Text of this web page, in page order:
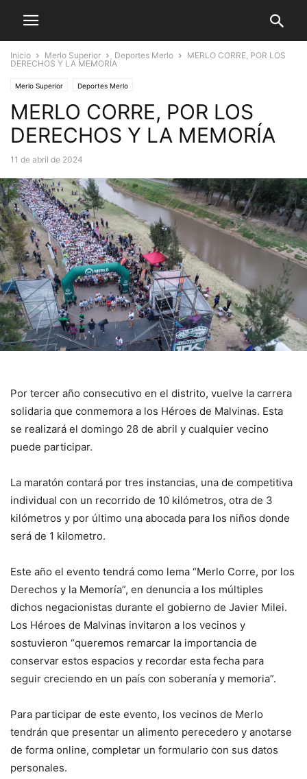
Inicio Merlo Superior Deportes Merlo
MERLO CORRE, POR LOS
DERECHOS Y LA MEMORÍA
Merlo Superior Deportes Merlo
MERLO CORRE, POR LOS
DERECHOS Y LA MEMORÍA
11 de abril de 2024
Por tercer año consecutivo en el distrito, vuelve la carrera
solidaria que conmemora a los Héroes de Malvinas. Esta
se realizará el domingo 28 de abril y cualquier vecino
puede participar.
La maratón contará por tres instancias, una de competitiva
individual con un recorrido de 10 kilómetros, otra de 3
kilómetros y por último una abocada para los niños donde
será de 1 kilometro.
Este año el evento tendrá como lema “Merlo Corre, por los
Derechos y la Memoría”, en denuncia a los múltiples
dichos negacionistas durante el gobierno de Javier Milei.
Los Héroes de Malvinas invitaron a los vecinos y
sostuvieron “queremos remarcar la importancia de
conservar estos espacios y recordar esta fecha para
seguir creciendo en un país con soberanía y memoria”.
Para participar de este evento, los vecinos de Merlo
tendrán que presentar un alimento perecedero y anotarse
de forma online, completar un formulario con sus datos
personales.